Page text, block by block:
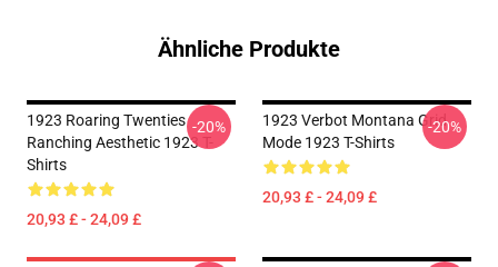
Ähnliche Produkte
1923 Roaring Twenties
Ranching Aesthetic 1923 T-
Shirts
20,93 £ - 24,09 £
-20%
1923 Verbot Montana Grid
Mode 1923 T-Shirts
20,93 £ - 24,09 £
-20%